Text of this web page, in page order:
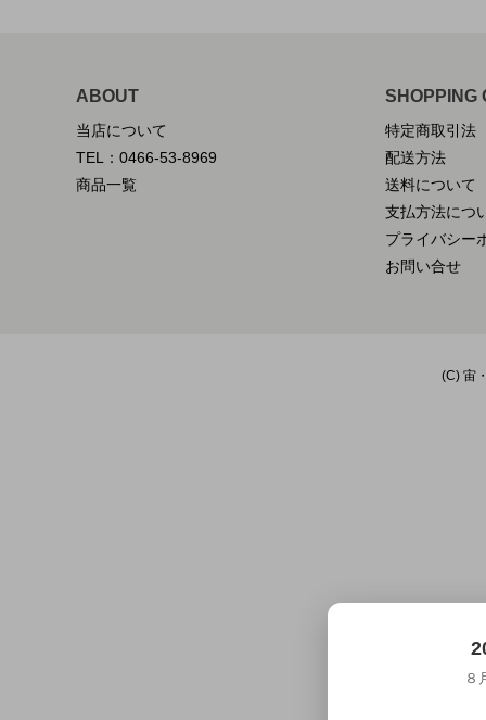
ABOUT
当店について
TEL：0466-53-8969
商品一覧
SHOPPING
特定商取引法
配送方法
送料について
支払方法につ
プライバシー
お問い合せ
(C) 宙
８